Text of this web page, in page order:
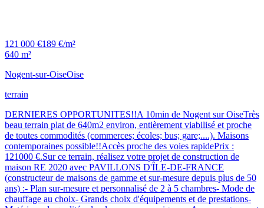
121 000 €189 €/m²
640 m²
Nogent-sur-OiseOise
terrain
DERNIERES OPPORTUNITES!!A 10min de Nogent sur OiseTrès
beau terrain plat de 640m2 environ, entièrement viabilisé et proche
de toutes commodités (commerces; écoles; bus; gare;....). Maisons
contemporaines possible!!Accès proche des voies rapidePrix :
121000 €.Sur ce terrain, réalisez votre projet de construction de
maison RE 2020 avec PAVILLONS D'ÎLE-DE-FRANCE
(constructeur de maisons de gamme et sur-mesure depuis plus de 50
ans) :- Plan sur-mesure et personnalisé de 2 à 5 chambres- Mode de
chauffage au choix- Grands choix d'équipements et de prestations-